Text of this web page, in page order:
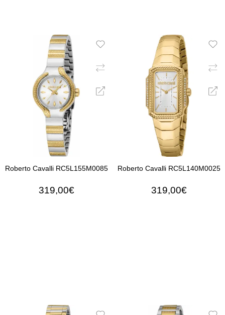
Roberto Cavalli RC5L155M0085
319,00€
Roberto Cavalli RC5L140M0025
319,00€